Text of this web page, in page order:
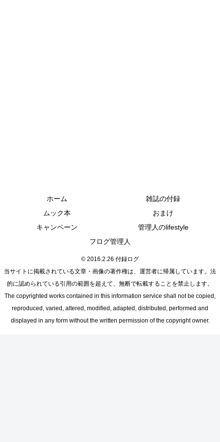
ホーム
雑誌の付録
ムック本
おまけ
キャンペーン
管理人のlifestyle
フログ管理人
© 2016.2.26 付録ログ
当サイトに掲載されている文章・画像の著作権は、運営者に帰属しています。法
的に認められている引用の範囲を超えて、無断で転載することを禁止します。
The copyrighted works contained in this information service shall not be copied,
reproduced, varied, altered, modified, adapted, distributed, performed and
displayed in any form without the written permission of the copyright owner.